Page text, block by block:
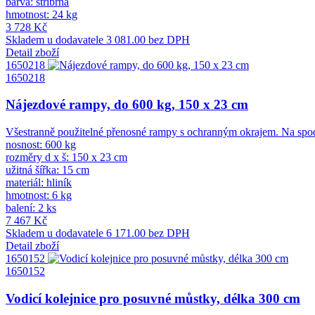
hmotnost: 24 kg
3 728 Kč
Skladem u dodavatele 3 081.00 bez DPH
Detail zboží
1650218
1650218
Nájezdové rampy, do 600 kg, 150 x 23 cm
Všestranně použitelné přenosné rampy s ochranným okrajem. Na
nosnost: 600 kg
rozměry d x š: 150 x 23 cm
užitná šířka: 15 cm
materiál: hliník
hmotnost: 6 kg
balení: 2 ks
7 467 Kč
Skladem u dodavatele 6 171.00 bez DPH
Detail zboží
1650152
1650152
Vodicí kolejnice pro posuvné můstky, délka 300 cm